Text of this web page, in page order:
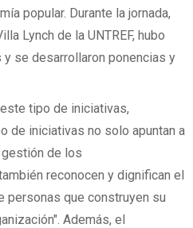
popular. Durante la jornada,
Lynch de la UNTREF, hubo
se desarrollaron ponencias y
tipo de iniciativas,
de iniciativas no solo apuntan a
de los
reconocen y dignifican el
personas que construyen su
Además, el